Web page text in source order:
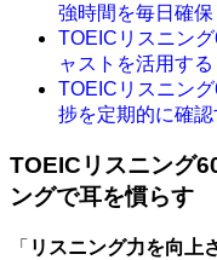
強時間を毎日確保
TOEICリスニン
ャストを活用する
TOEICリスニン
捗を定期的に確認
TOEICリスニング
ングで耳を慣らす
「 リスニング力を向上